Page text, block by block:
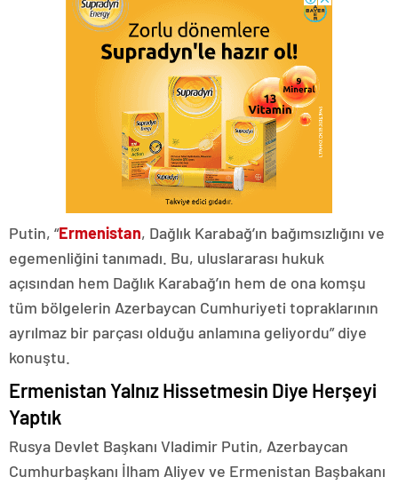
Putin, “Ermenistan, Dağlık Karabağ’ın bağımsızlığını ve
egemenliğini tanımadı. Bu, uluslararası hukuk
açısından hem Dağlık Karabağ’ın hem de ona komşu
tüm bölgelerin Azerbaycan Cumhuriyeti topraklarının
ayrılmaz bir parçası olduğu anlamına geliyordu” diye
konuştu.
Ermenistan Yalnız Hissetmesin Diye Herşeyi
Yaptık
Rusya Devlet Başkanı Vladimir Putin, Azerbaycan
Cumhurbaşkanı İlham Aliyev ve Ermenistan Başbakanı